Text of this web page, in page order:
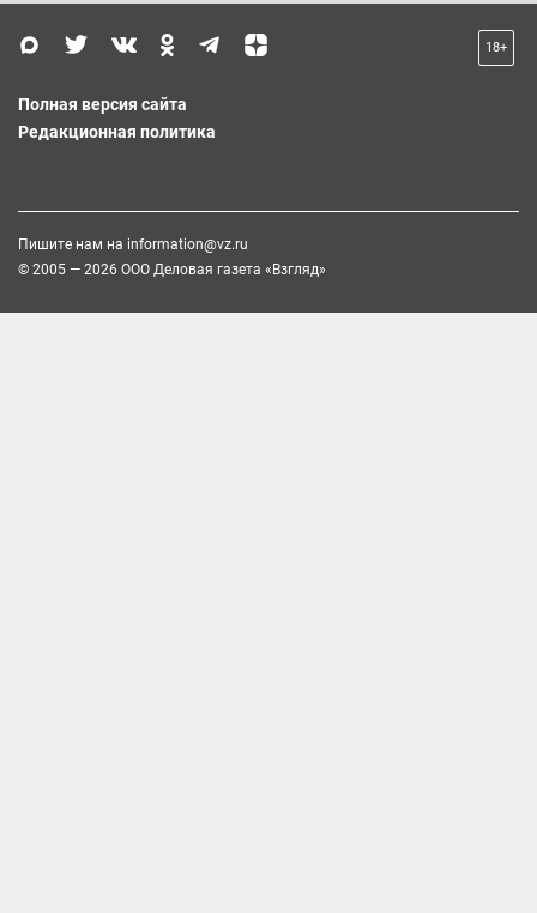
18+
Полная версия сайта
Редакционная политика
Пишите нам на information@vz.ru
© 2005 — 2026 ООО Деловая газета «Взгляд»